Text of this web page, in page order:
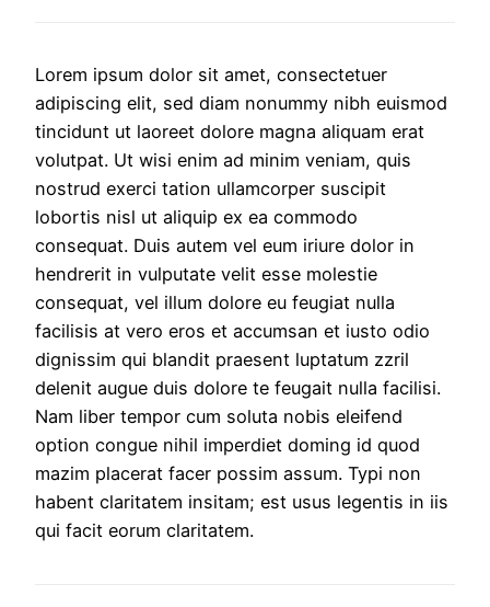
Lorem ipsum dolor sit amet, consectetuer
adipiscing elit, sed diam nonummy nibh euismod
tincidunt ut laoreet dolore magna aliquam erat
volutpat. Ut wisi enim ad minim veniam, quis
nostrud exerci tation ullamcorper suscipit
lobortis nisl ut aliquip ex ea commodo
consequat. Duis autem vel eum iriure dolor in
hendrerit in vulputate velit esse molestie
consequat, vel illum dolore eu feugiat nulla
facilisis at vero eros et accumsan et iusto odio
dignissim qui blandit praesent luptatum zzril
delenit augue duis dolore te feugait nulla facilisi.
Nam liber tempor cum soluta nobis eleifend
option congue nihil imperdiet doming id quod
mazim placerat facer possim assum. Typi non
habent claritatem insitam; est usus legentis in iis
qui facit eorum claritatem.